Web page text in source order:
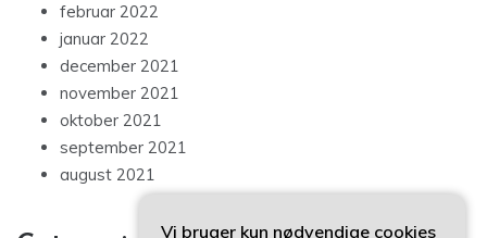
februar 2022
januar 2022
december 2021
november 2021
oktober 2021
september 2021
august 2021
Vi bruger kun nødvendige cookies